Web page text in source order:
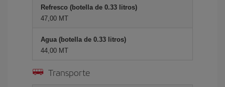
Refresco (botella de 0.33 litros)
47,00 MT
Agua (botella de 0.33 litros)
44,00 MT
Transporte